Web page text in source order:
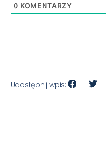
0 KOMENTARZY
Udostępnij wpis: